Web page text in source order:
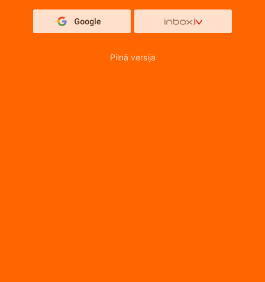
Pilnā versija